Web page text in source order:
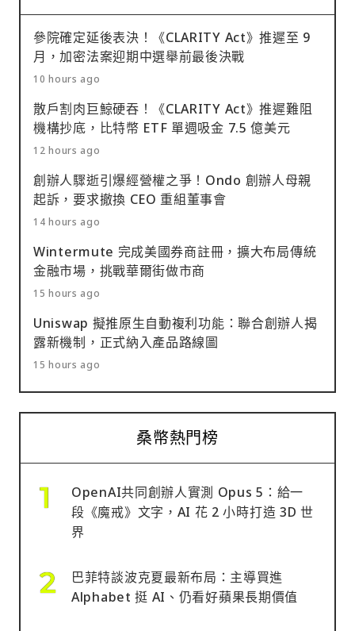
參院確定延後表決！《CLARITY Act》推遲至 9
月，加密法案迎期中選舉前最後決戰
10 hours ago
散戶割肉巨鯨硬吞！《CLARITY Act》推遲難阻
機構抄底，比特幣 ETF 單週吸金 7.5 億美元
12 hours ago
創辦人驟逝引爆經營權之爭！Ondo 創辦人母親
起訴，要求撤換 CEO 重組董事會
14 hours ago
Wintermute 完成美國券商註冊，擴大布局傳統
金融市場，挑戰華爾街做市商
15 hours ago
Uniswap 擬推原生自動複利功能：聯合創辦人揭
露新機制，正式納入產品路線圖
15 hours ago
桑幣熱門榜
OpenAI共同創辦人實測 Opus 5：給一
段《魔戒》文字，AI 花 2 小時打造 3D 世
界
巴菲特談波克夏最新布局：主導買進
Alphabet 挺 AI、仍看好蘋果長期價值